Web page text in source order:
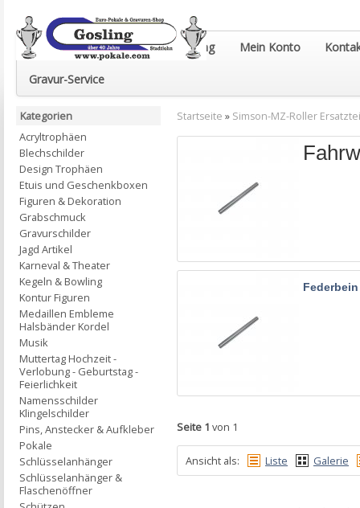
Euro-Pokale & Gravur-Shop Gosling Mein Konto
Gravur-Service
Startseite » Simson-MZ-Roller
Seite 1 von 1
Ansicht als: Liste Galerie
Kategorien
Acryltrophäen
Blechschilder
Design Trophäen
Etuis und Geschenkboxen
Figuren & Dekoration
Grabschmuck
Gravurschilder
Jagd Artikel
Karneval & Theater
Kegeln & Bowling
Kontur Figuren
Medaillen Embleme
Halsbänder Kordel
Musik
Muttertag Hochzeit -
Verlobung - Geburtstag -
Feierlichkeit
Namensschilder
Klingelschilder
Pins, Anstecker & Aufkleber
Pokale
Schlüsselanhänger
Schlüsselanhänger &
Flaschenöffner